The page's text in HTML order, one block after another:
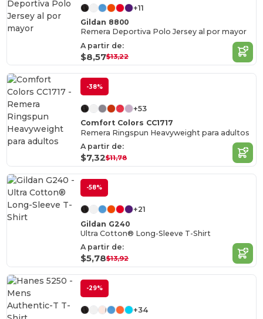
+11
Gildan 8800
Remera Deportiva Polo Jersey al por mayor
A partir de:
$8,57$13,22
-38%
+53
Comfort Colors CC1717
Remera Ringspun Heavyweight para adultos
A partir de:
$7,32$11,78
-58%
+21
Gildan G240
Ultra Cotton® Long-Sleeve T-Shirt
A partir de:
$5,78$13,92
-29%
+34